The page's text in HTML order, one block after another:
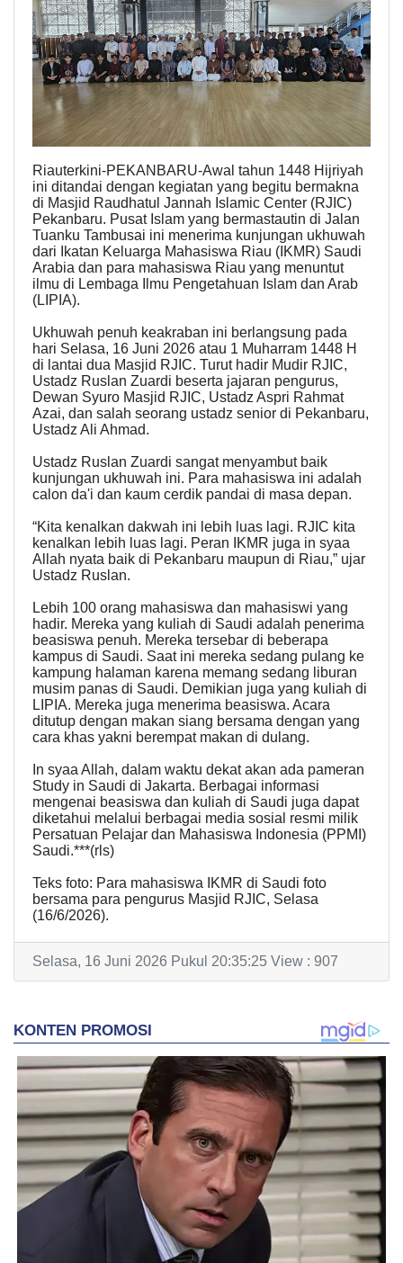
Riauterkini-PEKANBARU-Awal tahun 1448 Hijriyah
ini ditandai dengan kegiatan yang begitu bermakna
di Masjid Raudhatul Jannah Islamic Center (RJIC)
Pekanbaru. Pusat Islam yang bermastautin di Jalan
Tuanku Tambusai ini menerima kunjungan ukhuwah
dari Ikatan Keluarga Mahasiswa Riau (IKMR) Saudi
Arabia dan para mahasiswa Riau yang menuntut
ilmu di Lembaga Ilmu Pengetahuan Islam dan Arab
(LIPIA).
Ukhuwah penuh keakraban ini berlangsung pada
hari Selasa, 16 Juni 2026 atau 1 Muharram 1448 H
di lantai dua Masjid RJIC. Turut hadir Mudir RJIC,
Ustadz Ruslan Zuardi beserta jajaran pengurus,
Dewan Syuro Masjid RJIC, Ustadz Aspri Rahmat
Azai, dan salah seorang ustadz senior di Pekanbaru,
Ustadz Ali Ahmad.
Ustadz Ruslan Zuardi sangat menyambut baik
kunjungan ukhuwah ini. Para mahasiswa ini adalah
calon da'i dan kaum cerdik pandai di masa depan.
“Kita kenalkan dakwah ini lebih luas lagi. RJIC kita
kenalkan lebih luas lagi. Peran IKMR juga in syaa
Allah nyata baik di Pekanbaru maupun di Riau,” ujar
Ustadz Ruslan.
Lebih 100 orang mahasiswa dan mahasiswi yang
hadir. Mereka yang kuliah di Saudi adalah penerima
beasiswa penuh. Mereka tersebar di beberapa
kampus di Saudi. Saat ini mereka sedang pulang ke
kampung halaman karena memang sedang liburan
musim panas di Saudi. Demikian juga yang kuliah di
LIPIA. Mereka juga menerima beasiswa. Acara
ditutup dengan makan siang bersama dengan yang
cara khas yakni berempat makan di dulang.
In syaa Allah, dalam waktu dekat akan ada pameran
Study in Saudi di Jakarta. Berbagai informasi
mengenai beasiswa dan kuliah di Saudi juga dapat
diketahui melalui berbagai media sosial resmi milik
Persatuan Pelajar dan Mahasiswa Indonesia (PPMI)
Saudi.***(rls)
Teks foto: Para mahasiswa IKMR di Saudi foto
bersama para pengurus Masjid RJIC, Selasa
(16/6/2026).
Selasa, 16 Juni 2026 Pukul 20:35:25 View : 907